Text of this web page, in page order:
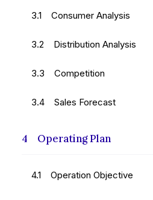
3.1 Consumer Analysis
3.2 Distribution Analysis
3.3 Competition
3.4 Sales Forecast
4 Operating Plan
4.1 Operation Objective